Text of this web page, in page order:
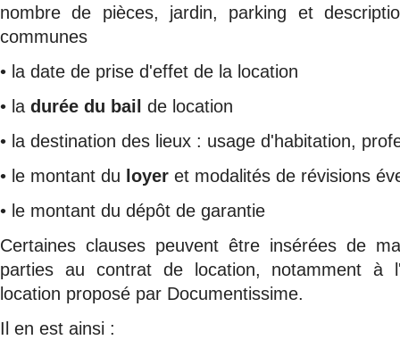
nombre de pièces, jardin, parking et
communes
• la date de prise d'effet de la location
• la durée du bail de location
• la destination des lieux : usage d'habitation,
• le montant du loyer et modalités de révisions
• le montant du dépôt de garantie
Certaines clauses peuvent être insérées de
parties au contrat de location, notamment à
location proposé par Documentissime.
Il en est ainsi :